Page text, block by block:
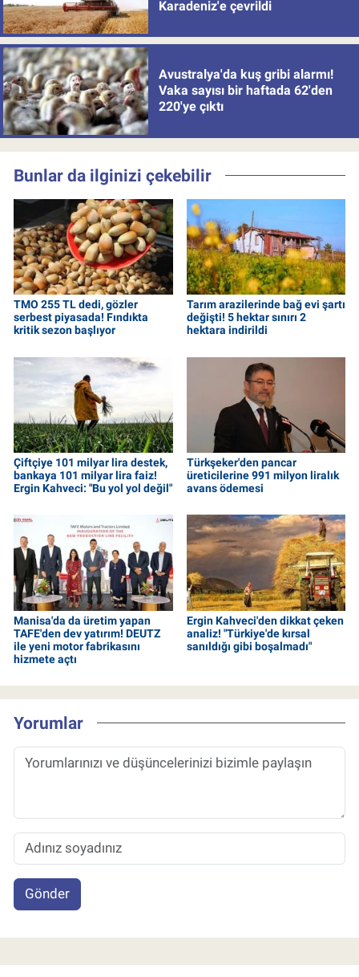
Karadeniz'e çevrildi
Avustralya'da kuş gribi alarmı!
Vaka sayısı bir haftada 62'den
220'ye çıktı
Bunlar da ilginizi çekebilir
TMO 255 TL dedi, gözler
serbest piyasada! Fındıkta
kritik sezon başlıyor
Tarım arazilerinde bağ evi şartı
değişti! 5 hektar sınırı 2
hektara indirildi
Çiftçiye 101 milyar lira destek,
bankaya 101 milyar lira faiz!
Ergin Kahveci: "Bu yol yol değil"
Türkşeker'den pancar
üreticilerine 991 milyon liralık
avans ödemesi
Manisa'da da üretim yapan
TAFE'den dev yatırım! DEUTZ
ile yeni motor fabrikasını
hizmete açtı
Ergin Kahveci'den dikkat çeken
analiz! "Türkiye'de kırsal
sanıldığı gibi boşalmadı"
Yorumlar
Gönder